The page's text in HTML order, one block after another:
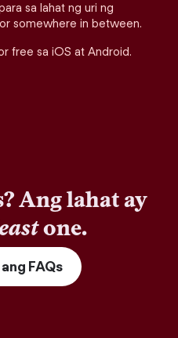
sa lahat ng uri ng
somewhere in between.
free sa iOS at Android.
Ang lahat ay
one.
FAQs